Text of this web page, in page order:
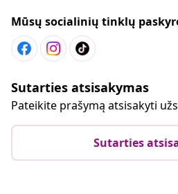
Mūsų socialinių tinklų
Sutarties atsisakymas
Pateikite prašymą atsisakyti
Sutarties